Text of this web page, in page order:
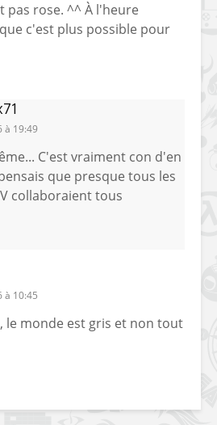
pas rose. ^^ À l'heure
c'est plus possible pour
à 19:49
C'est vraiment con d'en
que presque tous les
collaboraient tous
à 10:45
le monde est gris et non tout